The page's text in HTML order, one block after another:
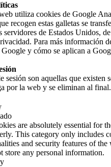
utiliza cookies de Google
recogen estas galletas se
servidores de Estados Unidos,
Para más información
y cómo se aplican a
sesión son aquellas que existen
por la web y se eliminan al final.
are absolutely essential for
This category only includes
and security features of the
store any personal information.